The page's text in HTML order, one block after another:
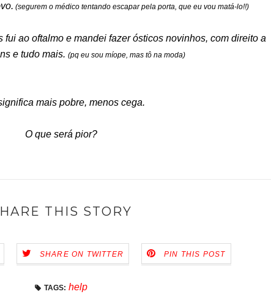
(segurem o médico tentando escapar pela porta, que eu vou matá-lo!!)
fui ao oftalmo e mandei fazer ósticos novinhos, com direito a
e tudo mais. (pq eu sou míope, mas tô na moda)
mais pobre, menos cega.
O que será pior?
THIS STORY
SHARE ON TWITTER PIN THIS POST
TAGS: help